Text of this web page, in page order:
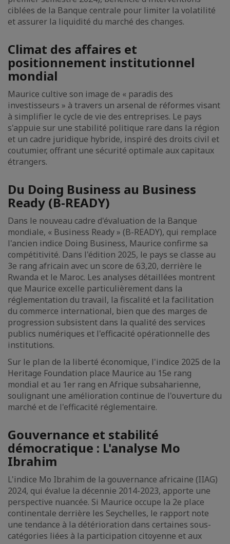
ciblées de la Banque centrale pour limiter la volatilité
et assurer la liquidité du marché des changes.
Climat des affaires et
positionnement institutionnel
mondial
Maurice cultive son image de « paradis des
investisseurs » à travers un arsenal de réformes visant
à simplifier le cycle de vie des entreprises. Le pays
s'appuie sur une stabilité politique rare dans la région
et un cadre juridique hybride, inspiré des droits civil et
coutumier, offrant une sécurité optimale aux capitaux
étrangers.
Du Doing Business au Business
Ready (B-READY)
Dans le nouveau cadre d'évaluation de la Banque
mondiale, « Business Ready » (B-READY), qui remplace
l'ancien indice Doing Business, Maurice confirme sa
compétitivité. Dans l'édition 2025, le pays se classe au
3e rang africain avec un score de 63,20, derrière le
Rwanda et le Maroc. Les analyses détaillées montrent
que Maurice excelle particulièrement dans la
réglementation du travail, la fiscalité et la facilitation
du commerce international, bien que des marges de
progression subsistent dans la qualité des services
publics numériques et l'efficacité opérationnelle des
institutions.
Sur le plan de la liberté économique, l'indice 2025 de la
Heritage Foundation place Maurice au 15e rang
mondial et au 1er rang en Afrique subsaharienne,
soulignant une amélioration continue de l'ouverture du
marché et de l'efficacité réglementaire.
Gouvernance et stabilité
démocratique : L'analyse Mo
Ibrahim
L'indice Mo Ibrahim de la gouvernance africaine (IIAG)
2024, qui évalue la décennie 2014-2023, apporte une
perspective nuancée. Si Maurice occupe la 2e place
continentale derrière les Seychelles, le rapport note
une tendance à la détérioration dans certaines sous-
catégories liées à la participation citoyenne et aux